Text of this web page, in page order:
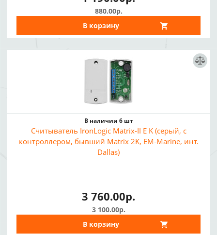
880.00р.
В корзину
В наличии 6 шт
Считыватель IronLogic Matrix-II E K (серый, с
контроллером, бывший Matrix 2K, EM-Marine, инт.
Dallas)
3 760.00р.
3 100.00р.
В корзину